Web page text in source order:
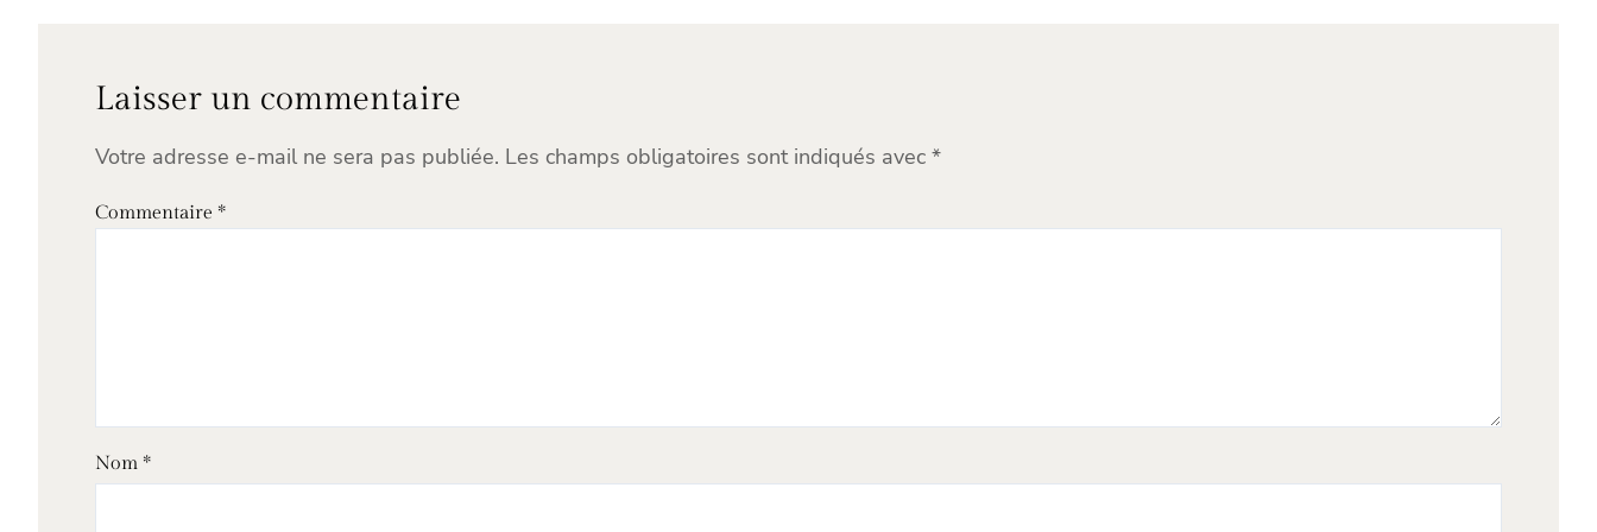
Laisser un commentaire
Votre adresse e-mail ne sera pas publiée. Les champs obligatoires sont indiqués avec *
Commentaire *
Nom *